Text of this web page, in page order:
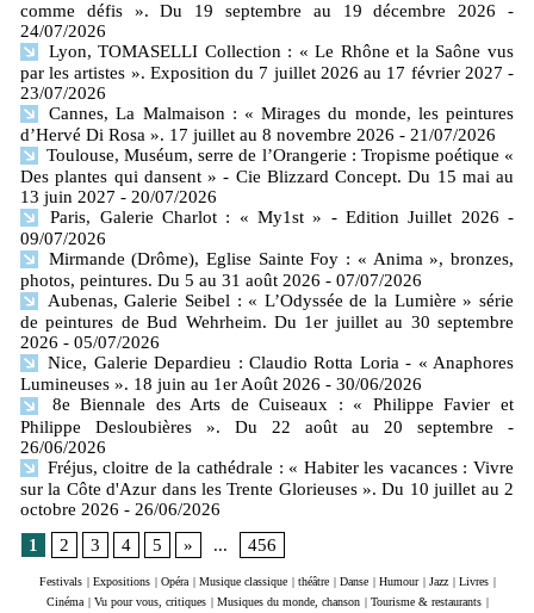
comme défis ». Du 19 septembre au 19 décembre 2026
-
24/07/2026
Lyon, TOMASELLI Collection : « Le Rhône et la Saône vus
par les artistes ». Exposition du 7 juillet 2026 au 17 février 2027 -
23/07/2026
Cannes, La Malmaison : « Mirages du monde, les peintures
d’Hervé Di Rosa ». 17 juillet au 8 novembre 2026 - 21/07/2026
Toulouse, Muséum, serre de l’Orangerie : Tropisme poétique «
Des plantes qui dansent » - Cie Blizzard Concept. Du 15 mai au
13 juin 2027 - 20/07/2026
Paris, Galerie Charlot : « My1st » - Edition Juillet 2026 -
09/07/2026
Mirmande (Drôme), Eglise Sainte Foy : « Anima », bronzes,
photos, peintures. Du 5 au 31 août 2026 - 07/07/2026
Aubenas, Galerie Seibel : « L’Odyssée de la Lumière » série
de peintures de Bud Wehrheim. Du 1er juillet au 30 septembre
2026 - 05/07/2026
Nice, Galerie Depardieu : Claudio Rotta Loria - « Anaphores
Lumineuses ». 18 juin au 1er Août 2026 - 30/06/2026
8e Biennale des Arts de Cuiseaux : « Philippe Favier et
Philippe Desloubières ». Du 22 août au 20 septembre
-
26/06/2026
Fréjus, cloitre de la cathédrale : « Habiter les vacances : Vivre
sur la Côte d'Azur dans les Trente Glorieuses ». Du 10 juillet au 2
octobre 2026 - 26/06/2026
1
2 3 4 5 » ... 456
Festivals | Expositions | Opéra | Musique classique | théâtre | Danse | Humour | Jazz | Livres |
Cinéma | Vu pour vous, critiques | Musiques du monde, chanson | Tourisme & restaurants |